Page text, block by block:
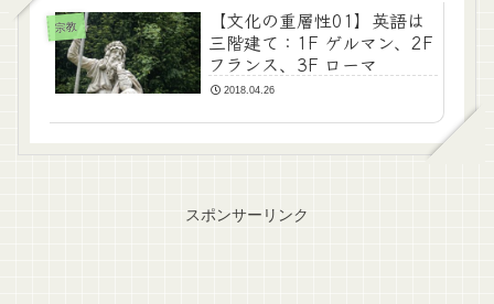
宗教
【文化の重層性01】英語は
三階建て：1F ゲルマン、2F
フランス、3F ローマ
2018.04.26
スポンサーリンク